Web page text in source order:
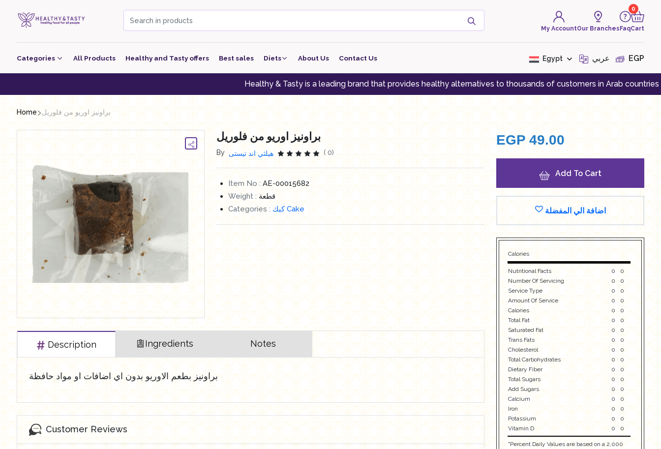
My AccountOur Branches Faq
0
Cart
There are no products to
display at the moment
Categories
Bakery
معجنات Pastry
Grocery
Dairy
Nutritional Energy Bars
Poultry
Butchry
رايس كيك Rice cake
Healthy Cola
All Products Healthy and Tasty offers Best sales Diets
low carb
low protein
Vegan
vegeterian
About Us Contact Us Egypt عربي EGP
Healthy & Tasty is a leading brand that provides healthy alternatives to thousands of customers in Arab countries
Home براونيز اوريو من فلوريل
براونيز اوريو من فلوريل
By هيلثي اند تيستى ( 0)
Item No :AE-00015682
Weight :قطعة
Categories :
كيك Cake
Description Ingredients Notes
براونيز بطعم الاوريو بدون اي اضافات او مواد حافظة
Customer Reviews
EGP 49.00
Add To Cart
اضافة الي المفضلة
Calories
Nutritional Facts 0
0
Number Of Servicing
0
0
Service Type
0
0
Amount Of Service
0
0
Calories
0
0
Total Fat
0
0
Saturated Fat
0
0
Trans Fats
0
0
Cholesterol
0
0
Total Carbohydrates
0
0
Dietary Fiber
0
0
Total Sugars
0
0
Add Sugars
0
0
Calcium
0
0
Iron
0
0
Potassium
0
0
Vitamin D
0 0
"Percent Daily Values are based on a 2,000